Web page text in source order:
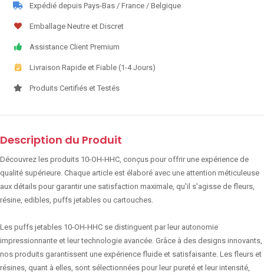
Expédié depuis Pays-Bas / France / Belgique
Emballage Neutre et Discret
Assistance Client Premium
Livraison Rapide et Fiable (1-4 Jours)
Produits Certifiés et Testés
Description du Produit
Découvrez les produits 10-OH-HHC, conçus pour offrir une expérience de
qualité supérieure. Chaque article est élaboré avec une attention méticuleuse
aux détails pour garantir une satisfaction maximale, qu'il s'agisse de fleurs,
résine, edibles, puffs jetables ou cartouches.
Les puffs jetables 10-OH-HHC se distinguent par leur autonomie
impressionnante et leur technologie avancée. Grâce à des designs innovants,
nos produits garantissent une expérience fluide et satisfaisante. Les fleurs et
résines, quant à elles, sont sélectionnées pour leur pureté et leur intensité,